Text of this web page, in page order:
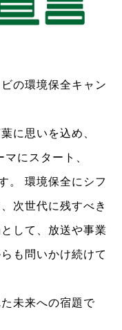
の環境保全キャン
に思いを込め、
にスタート、
。 環境保全にシフ
次世代に残すべき
して、放送や事業
も問いかけ続けて
未来への宿題で